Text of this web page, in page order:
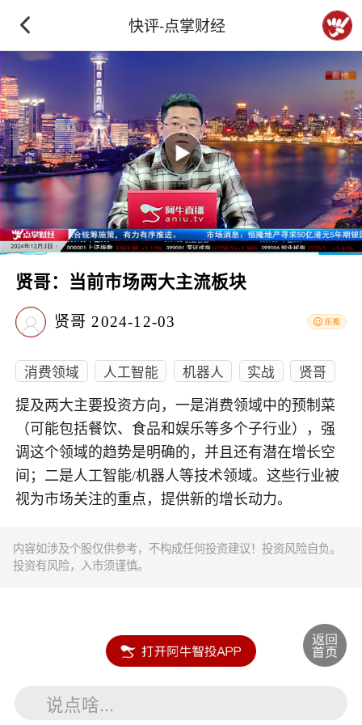
快评-点掌财经
贤哥：当前市场两大主流板块
贤哥 2024-12-03
消费领域 人工智能 机器人 实战 贤哥
提及两大主要投资方向，一是消费领域中的预制菜
（可能包括餐饮、食品和娱乐等多个子行业），强
调这个领域的趋势是明确的，并且还有潜在增长空
间；二是人工智能/机器人等技术领域。这些行业被
视为市场关注的重点，提供新的增长动力。
内容如涉及个股仅供参考，不构成任何投资建议！投资风险自负。
投资有风险，入市须谨慎。
说点啥...